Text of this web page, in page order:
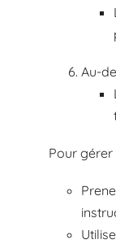
Au-
Pour